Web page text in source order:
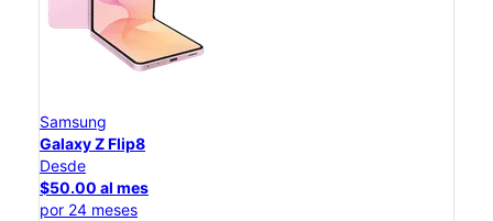
Samsung
Galaxy Z Flip8
Desde
$50.00 al mes
por 24 meses